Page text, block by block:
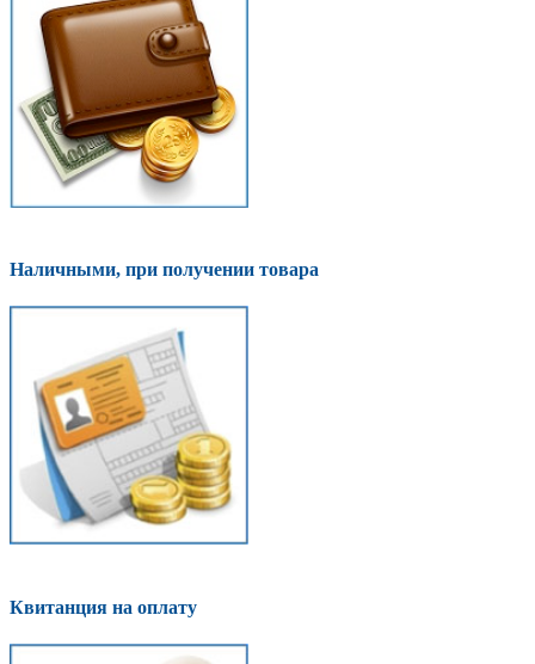
Наличными, при получении товара
Квитанция на оплату